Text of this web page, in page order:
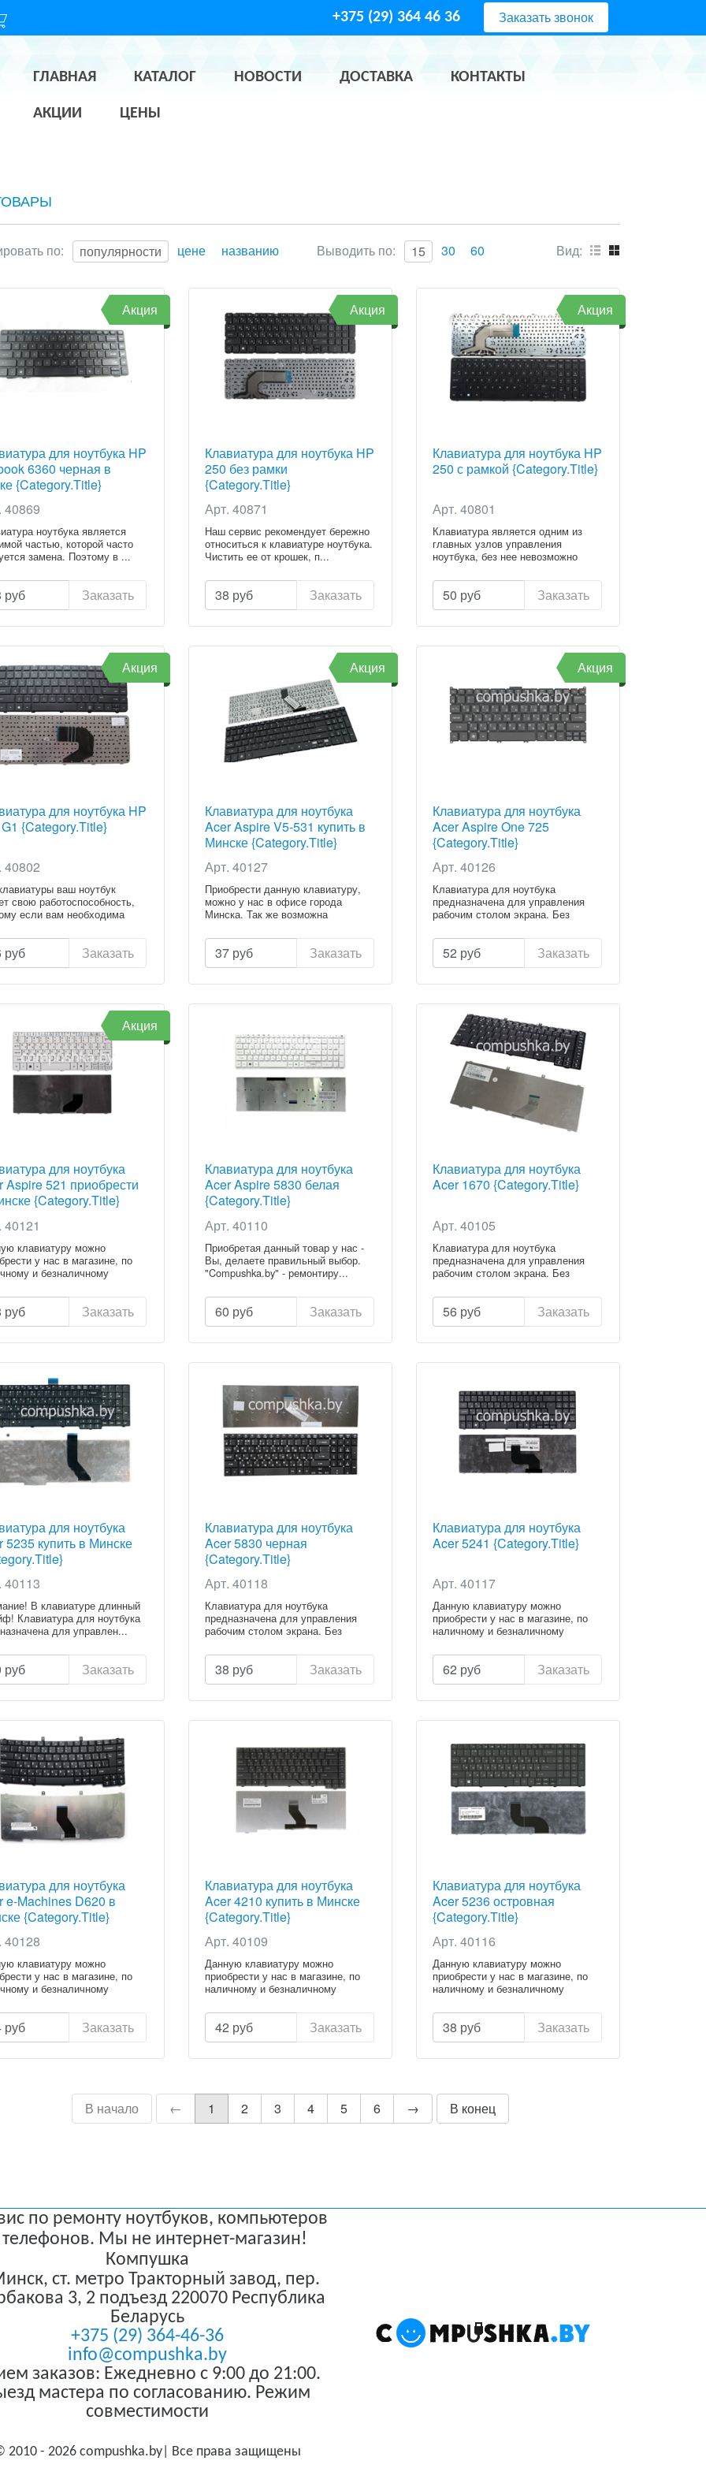
+375 (29) 364 46 36 Заказать звонок
ГЛАВНАЯ КАТАЛОГ НОВОСТИ ДОСТАВКА КОНТАКТЫ
АКЦИИ ЦЕНЫ
по: популярности цене названию Выводить по: 15 30 60 Вид:
для ноутбука HP
6360 черная в
{Category.Title}
40869
ноутбука является
частью, которой часто
замена. Поэтому в ...
руб Заказать
Акция
Клавиатура для ноутбука HP
250 без рамки
{Category.Title}
Арт. 40871
Наш сервис рекомендует бережно
относиться к клавиатуре ноутбука.
Чистить ее от крошек, п...
38 руб Заказать
Акция
Клавиатура для ноутбука HP
250 с рамкой {Category.Title}
Арт. 40801
Клавиатура является одним из
главных узлов управления
ноутбука, без нее невозможно
50 руб Заказать
Акция
для ноутбука HP
{Category.Title}
40802
ваш ноутбук
свою работоспособность,
если вам необходима
руб Заказать
Акция
Клавиатура для ноутбука
Acer Aspire V5-531 купить в
Минске {Category.Title}
Арт. 40127
Приобрести данную клавиатуру,
можно у нас в офисе города
Минска. Так же возможна
37руб Заказать
Акция
Клавиатура для ноутбука
Acer Aspire One 725
{Category.Title}
Арт. 40126
Клавиатура для ноутбука
предназначена для управления
рабочим столом экрана. Без
52 руб Заказать
Акция
для ноутбука
Aspire 521 приобрести
{Category.Title}
40121
клавиатуру можно
у нас в магазине, по
и безналичному
руб Заказать
Акция
Клавиатура для ноутбука
Acer Aspire 5830 белая
{Category.Title}
Арт. 40110
Приобретая данный товар у нас -
Вы, делаете правильный выбор.
"Compushka.by" - ремонтиру...
60 руб Заказать
Клавиатура для ноутбука
Acer 1670 {Category.Title}
Арт. 40105
Клавиатура для ноутбука
предназначена для управления
рабочим столом экрана. Без
56руб Заказать
для ноутбука
5235 купить в Минске
40113
В клавиатуре длинный
Клавиатура для ноутбука
для управлен...
руб Заказать
Клавиатура для ноутбука
Acer 5830 черная
{Category.Title}
Арт. 40118
Клавиатура для ноутбука
предназначена для управления
рабочим столом экрана. Без
38 руб Заказать
Клавиатура для ноутбука
Acer 5241 {Category.Title}
Арт. 40117
Данную клавиатуру можно
приобрести у нас в магазине, по
наличному и безналичному
62 руб Заказать
для ноутбука
e-Machines D620 в
{Category.Title}
40128
клавиатуру можно
у нас в магазине, по
и безналичному
руб Заказать
Клавиатура для ноутбука
Acer 4210 купить в Минске
{Category.Title}
Арт. 40109
Данную клавиатуру можно
приобрести у нас в магазине, по
наличному и безналичному
42 руб Заказать
Клавиатура для ноутбука
Acer 5236 островная
{Category.Title}
Арт. 40116
Данную клавиатуру можно
приобрести у нас в магазине, по
наличному и безналичному
38 руб Заказать
В начало ← 1 2 3 4 5 6 → В конец
по ремонту ноутбуков, компьютеров
телефонов. Мы не интернет-магазин!
Компушка
, ст. метро Тракторный завод, пер.
3, 2 подъезд 220070 Республика
Беларусь
+375 (29) 364-46-36
info@compushka.by
заказов: Ежедневно с 9:00 до 21:00.
мастера по согласованию. Режим
совместимости
2010 - 2026 compushka.by| Все права защищены